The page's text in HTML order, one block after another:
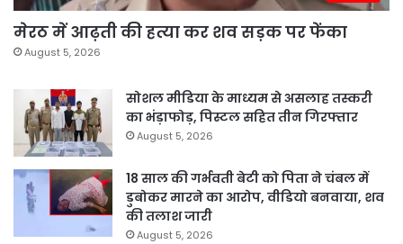
मेरठ में आढ़ती की हत्या कर शव सड़क पर फेंका
August 5, 2026
सोशल मीडिया के माध्यम से असलाह तस्करी
का भंड़ाफोड़, पिस्टल सहित तीन गिरफ्तार
August 5, 2026
18 साल की गर्भवती बेटी को पिता ने चंबल में
डुबोकर मारने का आरोप, वीडियो बनवाया, शव
की तलाश जारी
August 5, 2026